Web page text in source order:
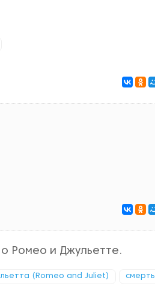
Ромео и Джульетте.
(Romeo and Juliet) смерть